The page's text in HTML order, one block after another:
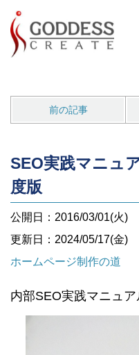
前の記事
SEO実践マニュ
度版
公開日：2016/03/01(火)
更新日：2024/05/17(金)
ホームページ制作の道
内部SEO実践マニュ